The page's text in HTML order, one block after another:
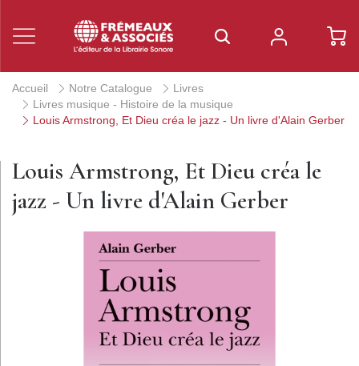
Accueil Notre Catalogue
Livres
Livres musique - Histoire de la musique
Louis Armstrong, Et Dieu créa le jazz - Un livre d'Alain Gerber
Louis Armstrong, Et Dieu créa le
jazz - Un livre d'Alain Gerber